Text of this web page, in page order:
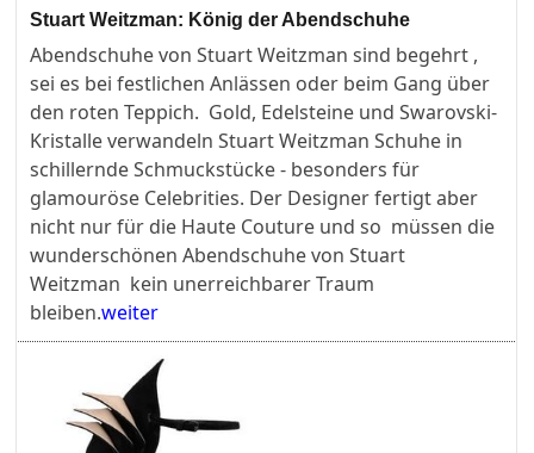
Stuart Weitzman: König der Abendschuhe
Abendschuhe von Stuart Weitzman sind begehrt ,
sei es bei festlichen Anlässen oder beim Gang über
den roten Teppich. Gold, Edelsteine und Swarovski-
Kristalle verwandeln Stuart Weitzman Schuhe in
schillernde Schmuckstücke - besonders für
glamouröse Celebrities. Der Designer fertigt aber
nicht nur für die Haute Couture und so müssen die
wunderschönen Abendschuhe von Stuart
Weitzman kein unerreichbarer Traum
bleiben.weiter